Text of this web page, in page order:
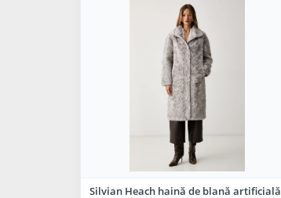
Silvian Heach haină de blană artificială